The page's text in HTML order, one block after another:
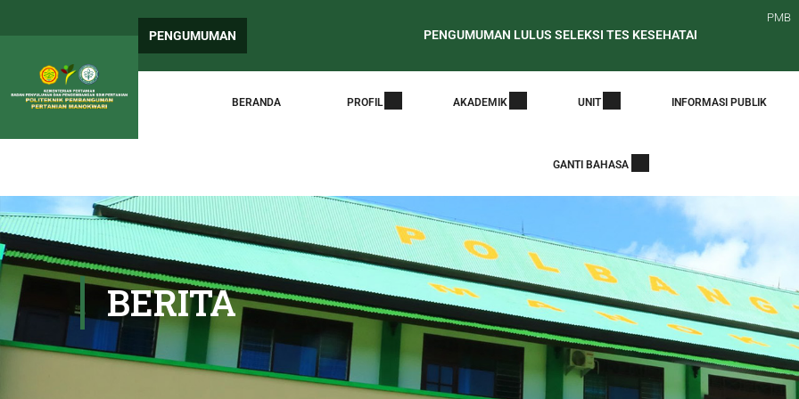
PENGUMUMAN PENGUMUMAN LULUS SELEKSI TES KESEHATAN CALON MAHASISWA
Surat Edaran Periode Awal Pelaporan PDDikti PENELUSURAN
PMB
BERANDA PROFIL AKADEMIK UNIT INFORMASI PUBLIK
GANTI BAHASA
BERITA